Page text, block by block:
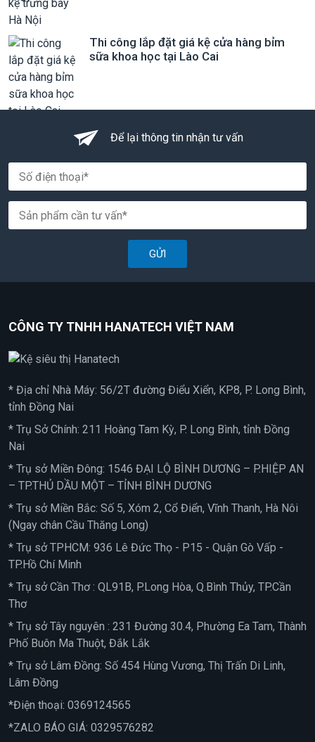
Thi công lắp đặt giá kệ cửa hàng bỉm
sữa khoa học tại Lào Cai
Để lại thông tin nhận tư vấn
GỬI
CÔNG TY TNHH HANATECH VIỆT NAM
* Địa chỉ Nhà Máy: 56/2T đường Điểu Xiển, KP8, P. Long Bình,
tỉnh Đồng Nai
* Trụ Sở Chính: 211 Hoàng Tam Kỳ, P. Long Bình, tỉnh Đồng
Nai
* Trụ sở Miền Đông: 1546 ĐẠI LỘ BÌNH DƯƠNG – P.HIỆP AN
– TP.THỦ DẦU MỘT – TỈNH BÌNH DƯƠNG
* Trụ sở Miền Bắc: Số 5, Xóm 2, Cổ Điển, Vĩnh Thanh, Hà Nôi
(Ngay chân Cầu Thăng Long)
* Trụ sở TPHCM: 936 Lê Đức Thọ - P15 - Quận Gò Vấp -
TP.Hồ Chí Minh
* Trụ sở Cần Thơ : QL91B, P.Long Hòa, Q.Bình Thủy, TP.Cần
Thơ
* Trụ sở Tây nguyên : 231 Đường 30.4, Phường Ea Tam, Thành
Phố Buôn Ma Thuột, Đắk Lắk
* Trụ sở Lâm Đồng: Số 454 Hùng Vương, Thị Trấn Di Linh,
Lâm Đồng
*Điện thoại: 0369124565
*ZALO BÁO GIÁ: 0329576282